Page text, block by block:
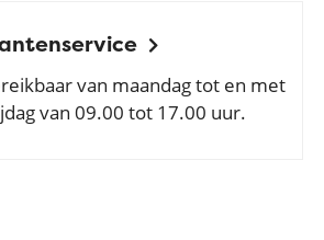
van maandag tot en met
van 09.00 tot 17.00 uur.